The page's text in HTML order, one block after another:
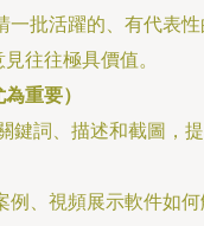
一批活躍的、有代表性
往往極具價值。
重要）
鍵詞、描述和截圖，提
例、視頻展示軟件如何